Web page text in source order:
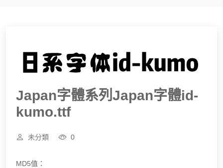
Japan字體系列Japan字體id-
kumo.ttf
未分類 0
MD5值：